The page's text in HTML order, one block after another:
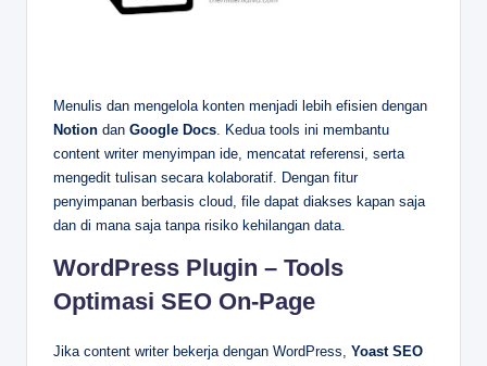
Menulis dan mengelola konten menjadi lebih efisien dengan
Notion dan Google Docs. Kedua tools ini membantu
content writer menyimpan ide, mencatat referensi, serta
mengedit tulisan secara kolaboratif. Dengan fitur
penyimpanan berbasis cloud, file dapat diakses kapan saja
dan di mana saja tanpa risiko kehilangan data.
WordPress Plugin – Tools
Optimasi SEO On-Page
Jika content writer bekerja dengan WordPress, Yoast SEO